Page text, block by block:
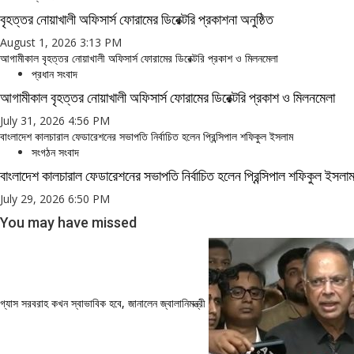
বৃহত্তর নোয়াখালী অফিসার্স ফোরামের ডিরেক্টরি প্রকাশনা অনুষ্ঠিত
August 1, 2026 3:13 PM
আগামীকাল বৃহত্তর নোয়াখালী অফিসার্স ফোরামের ডিরেক্টরি প্রকাশ ও মিলনমেলা
প্রধান সংবাদ
আগামীকাল বৃহত্তর নোয়াখালী অফিসার্স ফোরামের ডিরেক্টরি প্রকাশ ও মিলনমেলা
July 31, 2026 4:56 PM
বাংলাদেশ কালচারাল ফেডারেশনের সভাপতি নির্বাচিত হলেন প্রিন্সিপাল শফিকুল ইসলাম
সংগঠন সংবাদ
বাংলাদেশ কালচারাল ফেডারেশনের সভাপতি নির্বাচিত হলেন প্রিন্সিপাল শফিকুল ইসলাম
July 29, 2026 6:50 PM
You may have missed
গ্যাস সরবরাহ কখন স্বাভাবিক হবে, জানালেন জ্বালানিমন্ত্রী